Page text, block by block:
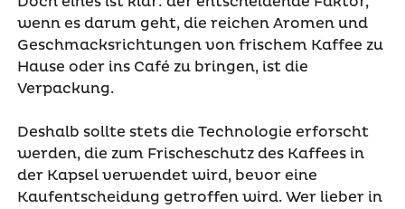
wenn es darum geht, die reichen Aromen und
Geschmacksrichtungen von frischem Kaffee zu
Hause oder ins Café zu bringen, ist die
Verpackung.
Deshalb sollte stets die Technologie erforscht
werden, die zum Frischeschutz des Kaffees in
der Kapsel verwendet wird, bevor eine
Kaufentscheidung getroffen wird. Wer lieber in